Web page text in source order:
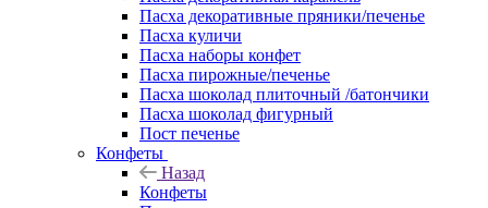
Пасха декоративные пряники/печенье
Пасха куличи
Пасха наборы конфет
Пасха пирожные/печенье
Пасха шоколад плиточный /батончики
Пасха шоколад фигурный
Пост печенье
Конфеты
Назад
Конфеты